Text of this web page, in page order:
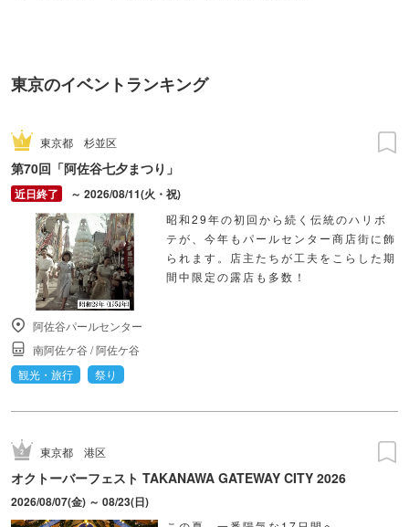
東京のイベントランキング
東京都 杉並区
第70回「阿佐谷七夕まつり」
～ 2026/08/11(火・祝)
昭和29年の初回から続く伝統のハリボ
テが、今年もパールセンター商店街に飾
られます。店主たちが工夫をこらした期
間中限定の露店も多数！
阿佐谷パールセンター
南阿佐ケ谷 /阿佐ケ谷
観光・旅行
祭り
東京都 港区
オクトーバーフェスト TAKANAWA GATEWAY CITY 2026
2026/08/07(金) ～ 08/23(日)